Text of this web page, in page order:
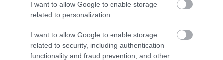
I want to allow Google to enable storage
related to personalization.
I want to allow Google to enable storage
related to security, including authentication
functionality and fraud prevention, and other
Úgyhogy másik kalibert keresett. Így esett a
választása Kósa Lajosra, aki 2010-ben társával
bedönteni a forintot. Szíjjártó sem vette fel. Így
maradt a Kósa.(via Pikó András)